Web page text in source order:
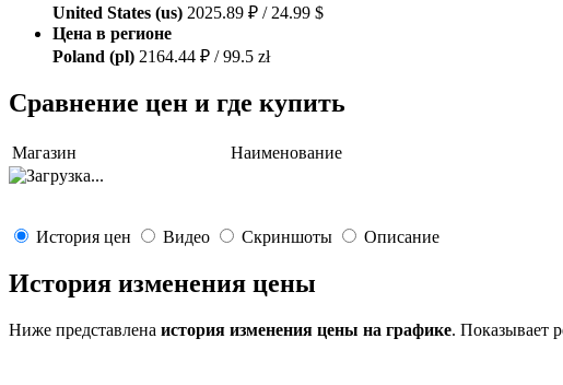
United States (us) 2025.89 ₽ / 24.99 $
Цена в регионе
Poland (pl) 2164.44 ₽ / 99.5 zł
Сравнение цен и где купить
Магазин Наименование
История цен Видео Скриншоты Описание
История изменения цены
Ниже представлена история изменения цены на графике. Показывает